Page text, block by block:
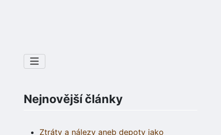
Nejnovější články
Ztráty a nálezy aneb depoty jako